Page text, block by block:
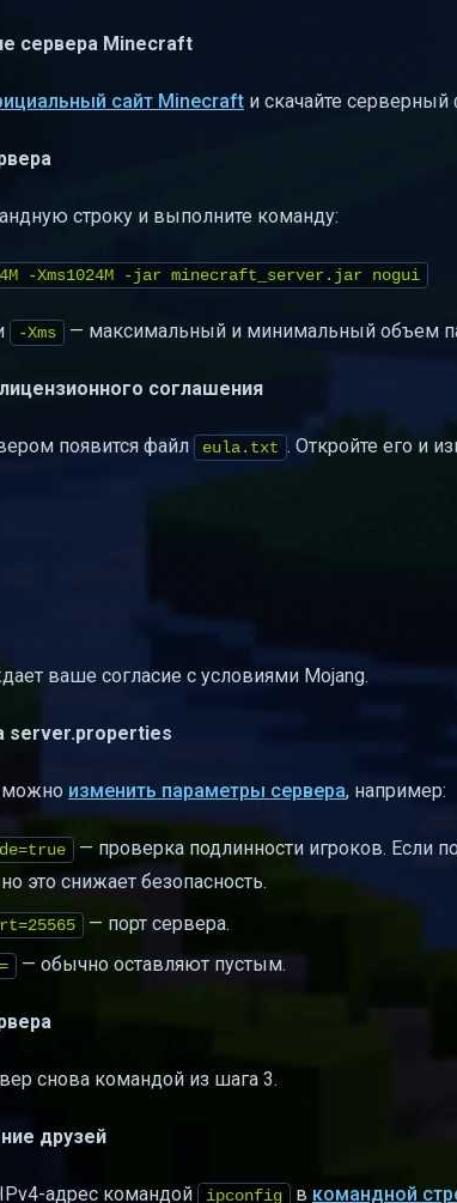
сервера Minecraft
сайт Minecraft и скачайте серверный
строку и выполните команду:
-Xms1024M -jar minecraft_server.jar nogui
-Xms — максимальный и минимальный объем
соглашения
появится файл eula.txt . Откройте его и
ваше согласие с условиями Mojang.
server.properties
можно изменить параметры сервера, например:
— проверка подлинности игроков. Если
это снижает безопасность.
— порт сервера.
— обычно оставляют пустым.
снова командой из шага 3.
друзей
адрес командой ipconfig в командной